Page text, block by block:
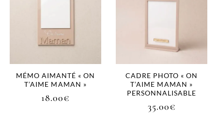
MÉMO AIMANTÉ « ON
T’AIME MAMAN »
18.00€
CADRE PHOTO « ON
T’AIME MAMAN »
PERSONNALISABLE
35.00€